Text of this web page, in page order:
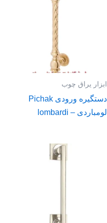
ابزار یراق چوب
دستگیره ورودی Pichak
لومباردی – lombardi